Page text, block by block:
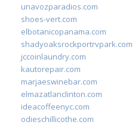
unavozparadios.com
shoes-vert.com
elbotanicopanama.com
shadyoaksrockportrvpark.com
jccoinlaundry.com
kautorepair.com
marjaeswinebar.com
elmazatlanclinton.com
ideacoffeenyc.com
odieschillicothe.com